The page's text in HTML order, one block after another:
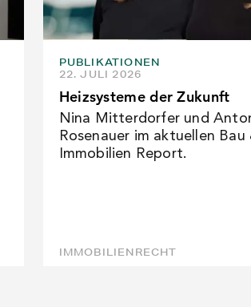
PUBLIKATIONEN
22. JULI 2026
Heizsysteme der Zukunft
Nina Mitterdorfer und
Rosenauer im aktuellen Bau
Immobilien Report.
IMMOBILIENRECHT